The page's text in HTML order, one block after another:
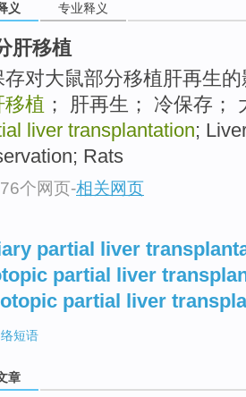
义 专业释义
肝移植
存对大鼠部分移植肝再生
移植 ； 肝再生； 冷保存；
liver transplantation;
Rats
个网页-相关网页
partial liver
partial liver
partial liver
短语
章